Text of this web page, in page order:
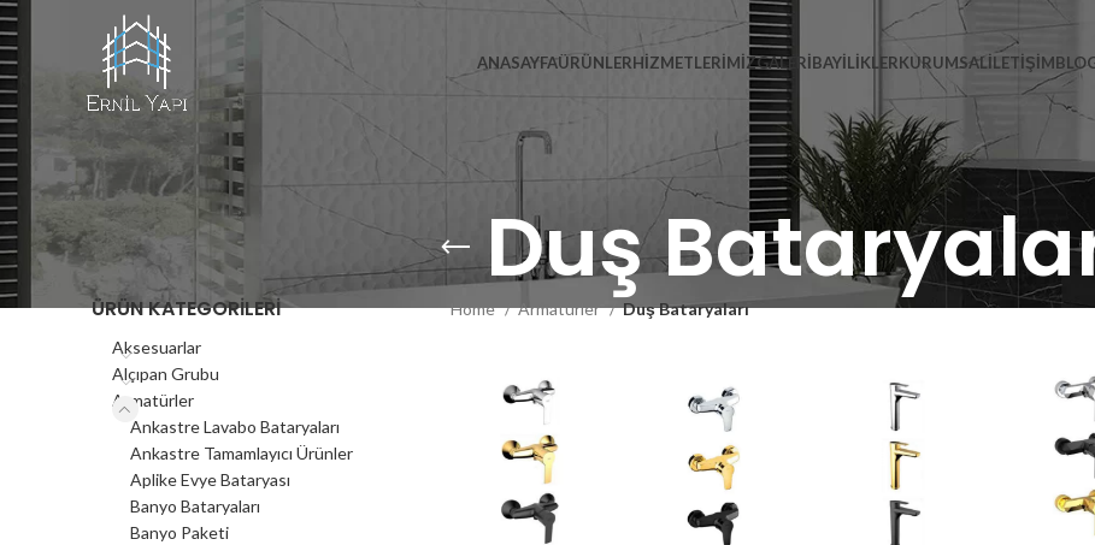
ANASAYFAÜRÜNLERHIZMETLERIMIZGALERIBAYILIKLERKURUMSALİLETIŞIM
Duş
ÜRÜN KATEGORILERI
Aksesuarlar
Alçıpan Grubu
Armatürler
Ankastre Lavabo Bataryaları
Ankastre Tamamlayıcı Ürünler
Aplike Evye Bataryası
Banyo Bataryaları
Banyo Paketi
Home Armatürler Duş Bataryaları